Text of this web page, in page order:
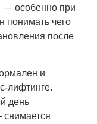
— особенно при
понимать чего
после
и
лифтинге.
день